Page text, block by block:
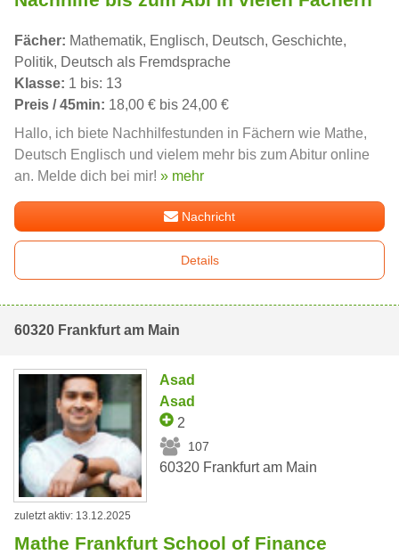
Fächer: Mathematik, Englisch, Deutsch, Geschichte,
Politik, Deutsch als Fremdsprache
Klasse: 1 bis: 13
Preis / 45min: 18,00 € bis 24,00 €
Hallo, ich biete Nachhilfestunden in Fächern wie Mathe,
Deutsch Englisch und vielem mehr bis zum Abitur online
an. Melde dich bei mir! » mehr
Nachricht
Details
60320 Frankfurt am Main
Asad
Asad
2
107
60320 Frankfurt am Main
zuletzt aktiv: 13.12.2025
Mathe Frankfurt School of Finance